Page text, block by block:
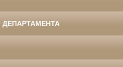
ДЕПАРТАМЕНТА